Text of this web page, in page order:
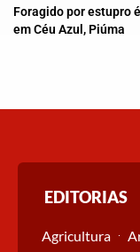
Foragido por estupro
em Céu Azul, Piúma
EDITORIAS
Agricultura